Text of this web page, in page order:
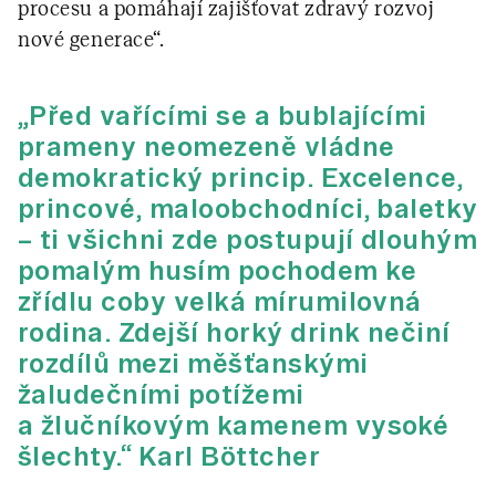
procesu a pomáhají zajišťovat zdravý rozvoj
nové generace“.
„Před vařícími se a bublajícími
prameny neomezeně vládne
demokratický princip. Excelence,
princové, maloobchodníci, baletky
– ti všichni zde postupují dlouhým
pomalým husím pochodem ke
zřídlu coby velká mírumilovná
rodina. Zdejší horký drink nečiní
rozdílů mezi měšťanskými
žaludečními potížemi
a žlučníkovým kamenem vysoké
šlechty.“ Karl Böttcher